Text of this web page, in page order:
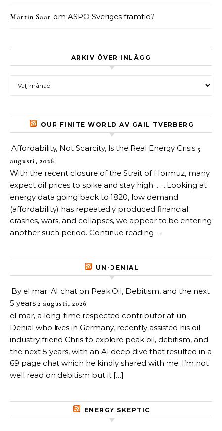
Martin Saar om ASPO Sveriges framtid?
ARKIV ÖVER INLÄGG
OUR FINITE WORLD AV GAIL TVERBERG
Affordability, Not Scarcity, Is the Real Energy Crisis 5
augusti, 2026
With the recent closure of the Strait of Hormuz, many
expect oil prices to spike and stay high. . . . Looking at
energy data going back to 1820, low demand
(affordability) has repeatedly produced financial
crashes, wars, and collapses, we appear to be entering
another such period. Continue reading →
UN-DENIAL
By el mar: AI chat on Peak Oil, Debitism, and the next
5 years 2 augusti, 2026
el mar, a long-time respected contributor at un-
Denial who lives in Germany, recently assisted his oil
industry friend Chris to explore peak oil, debitism, and
the next 5 years, with an AI deep dive that resulted in a
69 page chat which he kindly shared with me. I’m not
well read on debitism but it […]
ENERGY SKEPTIC